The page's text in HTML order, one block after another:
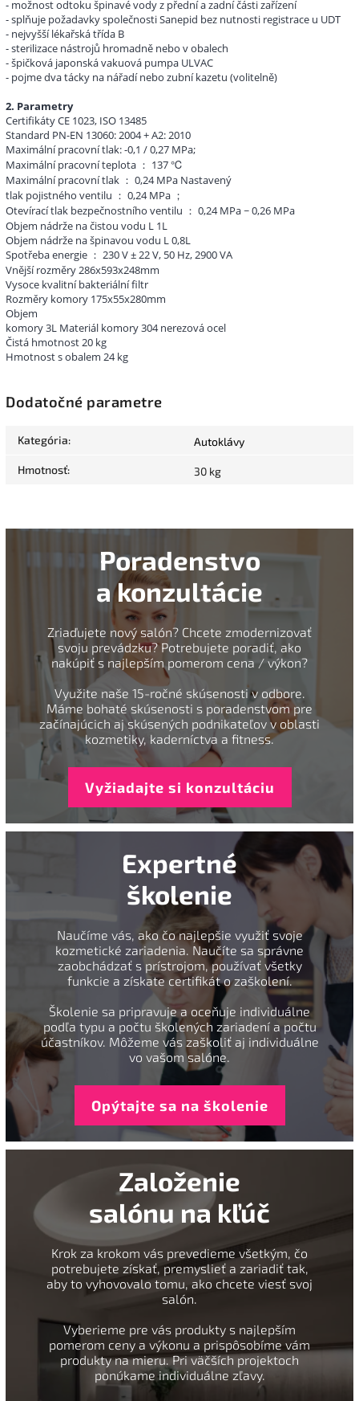
- možnost odtoku špinavé vody z přední a zadní části zařízení
- splňuje požadavky společnosti Sanepid bez nutnosti registrace u UDT
- nejvyšší lékařská třída B
- sterilizace nástrojů hromadně nebo v obalech
- špičková japonská vakuová pumpa ULVAC
- pojme dva tácky na nářadí nebo zubní kazetu (volitelně)
2. Parametry
Certifikáty CE 1023, ISO 13485
Standard PN-EN 13060: 2004 + A2: 2010
Maximální pracovní tlak: -0,1 / 0,27 MPa;
Maximální pracovní teplota ： 137 ℃
Maximální pracovní tlak ： 0,24 MPa Nastavený
tlak pojistného ventilu ： 0,24 MPa ；
Otevírací tlak bezpečnostního ventilu ： 0,24 MPa ~ 0,26 MPa
Objem nádrže na čistou vodu L 1L
Objem nádrže na špinavou vodu L 0,8L
Spotřeba energie ： 230 V ± 22 V, 50 Hz, 2900 VA
Vnější rozměry 286x593x248mm
Vysoce kvalitní bakteriální filtr
Rozměry komory 175x55x280mm
Objem
komory3L Materiál komory 304 nerezová ocel
Čistá hmotnost 20 kg
Hmotnost s obalem 24 kg
Dodatočné parametre
Kategória: Autoklávy
Hmotnosť: 30 kg
Poradenstvo
a konzultácie
Zriaďujete nový salón? Chcete zmodernizovať
svoju prevádzku? Potrebujete poradiť, ako
nakúpiť s najlepším pomerom cena / výkon?
Využite naše 15-ročné skúsenosti v odbore.
Máme bohaté skúsenosti s poradenstvom pre
začínajúcich aj skúsených podnikateľov v oblasti
kozmetiky, kaderníctva a fitness.
Vyžiadajte si konzultáciu
Expertné
školenie
Naučíme vás, ako čo najlepšie využiť svoje
kozmetické zariadenia. Naučíte sa správne
zaobchádzať s prístrojom, používať všetky
funkcie a získate certifikát o zaškolení.
Školenie sa pripravuje a oceňuje individuálne
podľa typu a počtu školených zariadení a počtu
účastníkov. Môžeme vás zaškoliť aj individuálne
vo vašom salóne.
Opýtajte sa na školenie
Založenie
salónu na kľúč
Krok za krokom vás prevedieme všetkým, čo
potrebujete získať, premyslieť a zariadiť tak,
aby to vyhovovalo tomu, ako chcete viesť svoj
salón.
Vyberieme pre vás produkty s najlepším
pomerom ceny a výkonu a prispôsobíme vám
produkty na mieru. Pri väčších projektoch
ponúkame individuálne zľavy.